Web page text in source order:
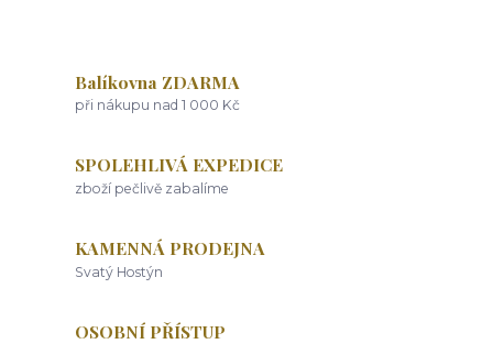
Balíkovna ZDARMA
při nákupu nad 1 000 Kč
SPOLEHLIVÁ EXPEDICE
zboží pečlivě zabalíme
KAMENNÁ PRODEJNA
Svatý Hostýn
OSOBNÍ PŘÍSTUP